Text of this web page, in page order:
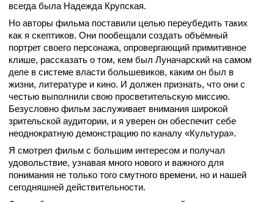
всегда была Надежда Крупская.
Но авторы фильма поставили целью переубедить таких
как я скептиков. Они пообещали создать объёмный
портрет своего персонажа, опровергающий примитивное
клише, рассказать о том, кем был Луначарский на самом
деле в системе власти большевиков, каким он был в
жизни, литературе и кино. И должен признать, что они с
честью выполнили свою просветительскую миссию.
Безусловно фильм заслуживает внимания широкой
зрительской аудитории, и я уверен он обеспечит себе
неоднократную демонстрацию по каналу «Культура».
Я смотрел фильм с большим интересом и получал
удовольствие, узнавая много нового и важного для
понимания не только того смутного времени, но и нашей
сегодняшней действительности.